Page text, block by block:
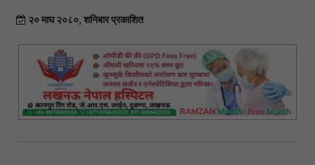
२० माघ २०८०, शनिबार प्रकाशित